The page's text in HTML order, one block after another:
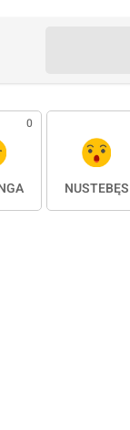
0
NUSTEBĘS